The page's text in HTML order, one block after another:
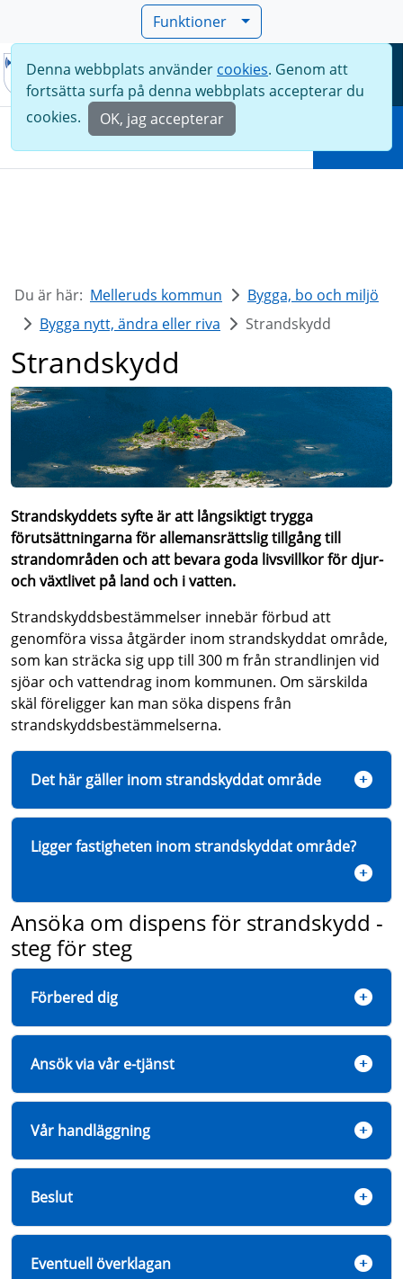
Funktioner
Meny
Denna webbplats använder cookies. Genom att
fortsätta surfa på denna webbplats accepterar du
cookies.
OK, jag accepterar
Du är här: Melleruds kommun
Bygga, bo och miljö
Bygga nytt, ändra eller riva
Strandskydd
Strandskydd
Strandskyddets syfte är att långsiktigt trygga
förutsättningarna för allemansrättslig tillgång till
strandområden och att bevara goda livsvillkor för djur-
och växtlivet på land och i vatten.
Strandskyddsbestämmelser innebär förbud att
genomföra vissa åtgärder inom strandskyddat område,
som kan sträcka sig upp till 300 m från strandlinjen vid
sjöar och vattendrag inom kommunen. Om särskilda
skäl föreligger kan man söka dispens från
strandskyddsbestämmelserna.
Det här gäller inom strandskyddat område
Ligger fastigheten inom strandskyddat område?
Ansöka om dispens för strandskydd -
steg för steg
Förbered dig
Ansök via vår e-tjänst
Vår handläggning
Beslut
Eventuell överklagan